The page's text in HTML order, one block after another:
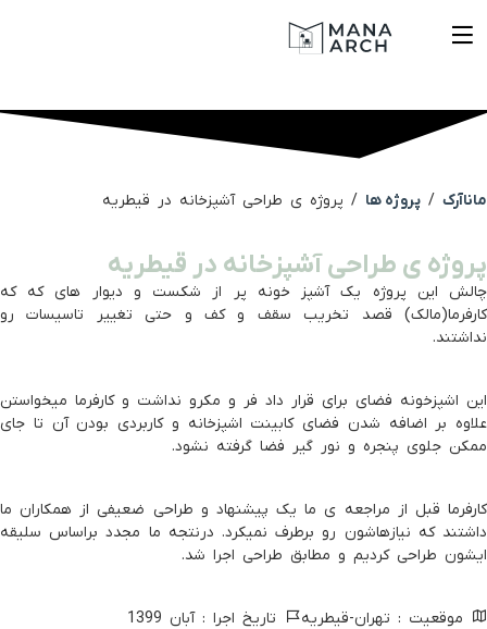
/پروژه ها/پروژه ی طراحی آشپزخانه در قيطريه
ی طراحی آشپزخانه در قيطريه
این پروژه یک آشپز خونه پر از شکست و دیوار های که که
قصد تخریب سقف و کف و حتی تغییر تاسیسات رو
اشپزخونه فضای برای قرار داد فر و مکرو نداشت و کارفرما میخواستن
بر اضافه شدن فضای کابینت اشپزخانه و کاربردی بودن آن تا جای
جلوی پنجره و نور گیر فضا گرفته نشود.
قبل از مراجعه ی ما یک پیشنهاد و طراحی ضعیفی از همکاران ما
که نیازهاشون رو برطرف نمیکرد. درنتجه ما مجدد براساس سلیقه
طراحی کردیم و مطابق طراحی اجرا شد.
موقعیت : تهران-قيطريه
تاریخ اجرا : آبان 1399